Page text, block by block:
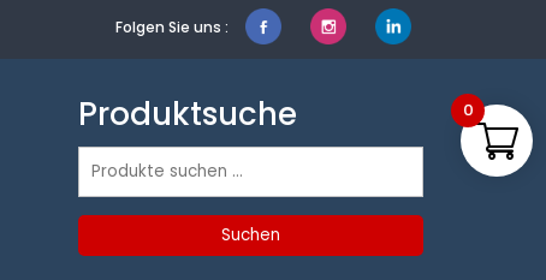
Folgen Sie uns :
Produktsuche
Suchen
Suchen
0